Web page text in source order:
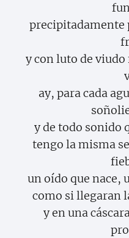
precipitadamente
y con luto de viudo
ay, para cada
y de todo sonido
tengo la misma
un oído que nace,
como si llegaran
y en una